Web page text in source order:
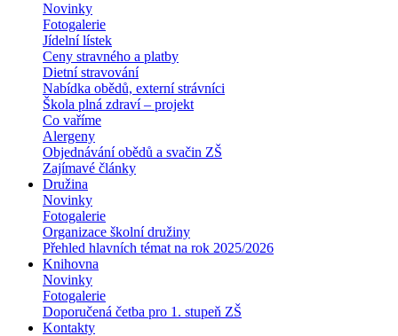
Novinky
Fotogalerie
Jídelní lístek
Ceny stravného a platby
Dietní stravování
Nabídka obědů, externí strávníci
Škola plná zdraví – projekt
Co vaříme
Alergeny
Objednávání obědů a svačin ZŠ
Zajímavé články
Družina
Novinky
Fotogalerie
Organizace školní družiny
Přehled hlavních témat na rok 2025/2026
Knihovna
Novinky
Fotogalerie
Doporučená četba pro 1. stupeň ZŠ
Kontakty